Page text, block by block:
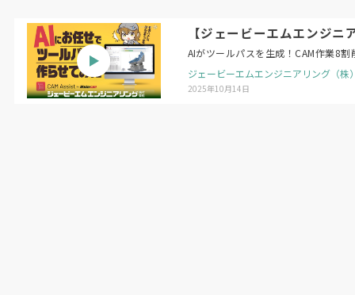
【ジェービーエムエンジ
AIがツールパスを生成！CAM作業8割
ジェービーエムエンジニアリング（株
2025年10月14日